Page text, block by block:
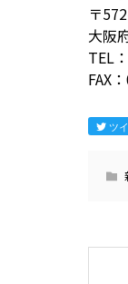
〒
大阪
TEL
FAX
ツ